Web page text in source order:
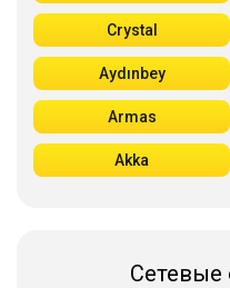
Crystal
Aydınbey
Armas
Akka
Сетевые